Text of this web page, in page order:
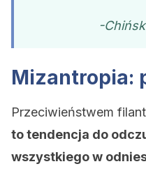
-
Mizantropia:
Przeciwieństwem
to tendencja do
wszystkiego w